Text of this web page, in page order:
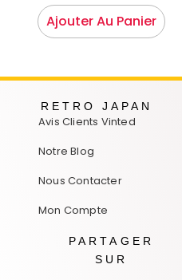
Ajouter Au Panier
RETRO JAPAN
Avis Clients Vinted
Notre Blog
Nous Contacter
Mon Compte
PARTAGER
SUR